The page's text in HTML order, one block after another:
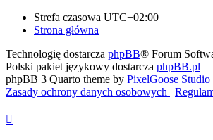
Strefa czasowa UTC+02:00
Strona główna
Technologię dostarcza phpBB® Forum
Polski pakiet językowy dostarcza phpBB.pl
phpBB 3 Quarto theme by PixelGoose Studio
Zasady ochrony danych osobowych |